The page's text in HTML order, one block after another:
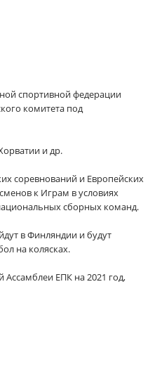
спортивной федерации
комитета под
и др.
соревнований и Европейских
к Играм в условиях
сборных команд.
в Финляндии и будут
на колясках.
ЕПК на 2021 год,